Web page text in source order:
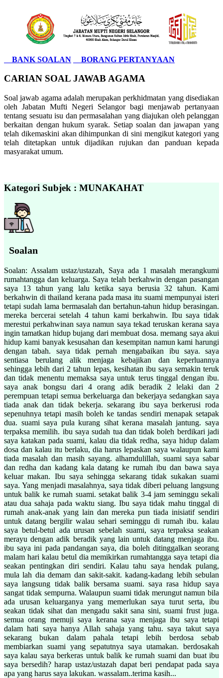
BANK SOALAN BORANG PERTANYAAN
CARIAN SOAL JAWAB AGAMA
Soal jawab agama adalah merupakan perkhidmatan yang disediakan
oleh Jabatan Mufti Negeri Selangor bagi menjawab pertanyaan
tentang sesuatu isu dan permasalahan yang diajukan oleh pelanggan
berkaitan dengan hukum syarak. Setiap soalan dan jawapan yang
telah dikemaskini akan dihimpunkan di sini mengikut kategori yang
telah ditetapkan untuk dijadikan rujukan dan panduan kepada
masyarakat umum.
Kategori Subjek : MUNAKAHAT
Soalan
Soalan: Assalam ustaz/ustazah, Saya ada 1 masalah merangkumi
rumahtangga dan keluarga. Saya telah berkahwin dengan pasangan
saya 13 tahun yang lalu ketika saya berusia 32 tahun. Kami
berkahwin di thailand kerana pada masa itu suami mempunyai isteri
tetapi sudah lama bermasalah dan bertahun-tahun hidup berasingan.
mereka bercerai setelah 4 tahun kami berkahwin. Ibu saya tidak
merestui perkahwinan saya namun saya tekad teruskan kerana saya
ingin tamatkan hidup bujang dari membuat dosa. memang saya akui
hidup kami banyak kesusahan dan kesempitan namun kami harungi
dengan tabah. saya tidak pernah mengabaikan ibu saya. saya
sentiasa berulang alik menjaga kebajikan dan keperluannya
sehingga lebih dari 2 tahun lepas, kesihatan ibu saya semakin teruk
dan tidak menentu memaksa saya untuk terus tinggal dengan ibu.
saya anak bongsu dari 4 orang adik beradik 2 lelaki dan 2
perempuan tetapi semua berkeluarga dan bekerjaya sedangkan saya
tiada anak dan tidak bekerja. sekarang ibu saya berkerusi roda
sepenuhnya tetapi masih boleh ke tandas sendiri menapak setapak
dua. suami saya pula kurang sihat kerana masalah jantung. saya
terpaksa memilih. ibu saya sudah tua dan tidak boleh berdikari jadi
saya katakan pada suami, kalau dia tidak redha, saya hidup dalam
dosa dan kalau itu berlaku, dia harus lepaskan saya walaupun kami
tiada masalah dan masih sayang. alhamdulillah, suami saya sabar
dan redha dan kadang kala datang ke rumah ibu dan bawa saya
keluar makan. Ibu saya sehingga sekarang tidak sukakan suami
saya. Yang menjadi masalahnya, saya tidak diberi peluang langsung
untuk balik ke rumah suami. setakat balik 3-4 jam seminggu sekali
atau dua sahaja pada waktu siang. Ibu saya tidak mahu tinggal di
rumah anak-anak yang lain dan mereka pun tiada inisiatif sendiri
untuk datang bergilir walau sehari seminggu di rumah ibu. kalau
saya betul-betul ada urusan sebelah suami, saya terpaksa seakan
merayu dengan adik beradik yang lain untuk datang menjaga ibu.
ibu saya ini pada pandangan saya, dia boleh ditinggalkan seorang
malam hari kalau betul dia memikirkan rumahtangga saya tetapi dia
seakan pentingkan diri sendiri. Kalau tahu saya hendak pulang,
mula lah dia demam dan sakit-sakit. kadang-kadang lebih sebulan
saya langsung tidak balik bersama suami. saya rasa hidup saya
sangat tidak sempurna. Walaupun suami tidak merungut namun bila
ada urusan keluarganya yang memerlukan saya turut serta, ibu
seakan tidak sihat dan mengadu sakit sana sini, suami frust juga.
semua orang memuji saya kerana saya menjaga ibu saya tetapi
dalam hati saya hanya Allah sahaja yang tahu. saya takut saya
sekarang bukan dalam pahala tetapi lebih berdosa sebab
membiarkan suami yang sepatutnya saya utamakan. berdosakah
saya kalau saya berkeras untuk balik ke rumah suami dan buat ibu
saya bersedih? harap ustaz/ustazah dapat beri pendapat pada saya
apa yang harus saya lakukan. wassalam..terima kasih...